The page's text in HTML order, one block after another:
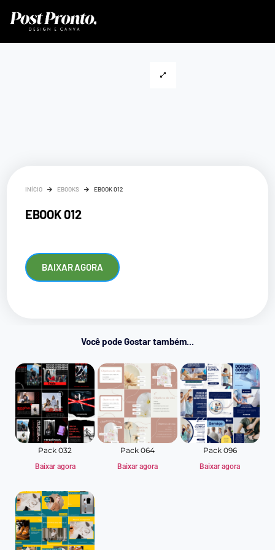
INÍCIO EBOOKS EBOOK 012
EBOOK 012
BAIXAR AGORA
Você pode Gostar também...
Pack 032
Baixar agora
Pack 064
Baixar agora
Pack 096
Baixar agora